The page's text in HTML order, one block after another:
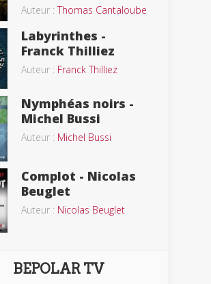
Auteur :Thomas Cantaloube
Labyrinthes -
Franck Thilliez
Auteur : Franck Thilliez
Nymphéas noirs -
Michel Bussi
Auteur : Michel Bussi
Complot - Nicolas
Beuglet
Auteur : Nicolas Beuglet
BEPOLAR TV